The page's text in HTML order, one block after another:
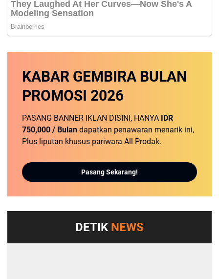
KABAR GEMBIRA BULAN
PROMOSI 2026
PASANG BANNER IKLAN DISINI, HANYA
IDR
750,000 / Bulan dapatkan penawaran menarik ini,
Plus liputan khusus pariwara All Prodak.
Pasang Sekarang!
DETIK NEWS